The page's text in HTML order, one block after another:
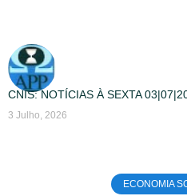
CNIS: NOTÍCIAS À SEXTA
3 Julho, 2026
ECONOMIA